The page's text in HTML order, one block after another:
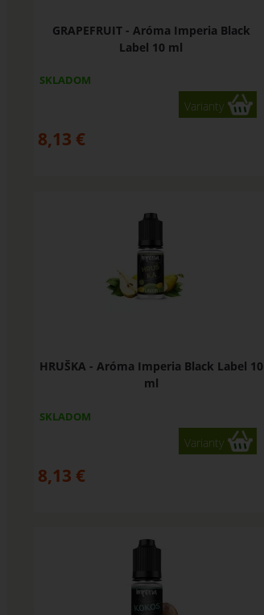
GRAPEFRUIT - Aróma Imperia Black
Label 10 ml
SKLADOM
Varianty
8,13 €
HRUŠKA - Aróma Imperia Black Label 10
ml
SKLADOM
Varianty
8,13 €